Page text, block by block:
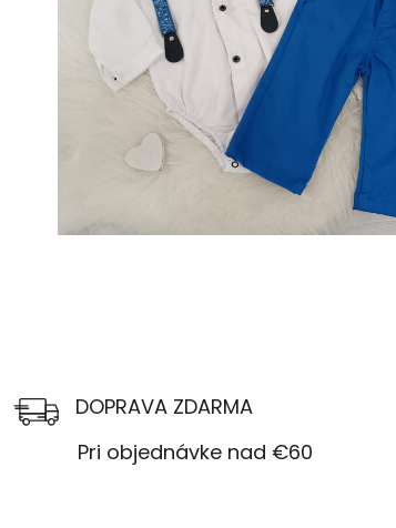
DOPRAVA ZDARMA
Pri objednávke nad €60